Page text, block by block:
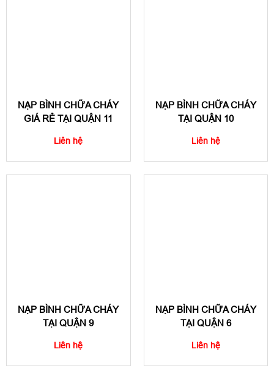
NẠP BÌNH CHỮA CHÁY
GIÁ RẺ TẠI QUẬN 11
Liên hệ
NẠP BÌNH CHỮA CHÁY
TẠI QUẬN 10
Liên hệ
NẠP BÌNH CHỮA CHÁY
TẠI QUẬN 9
Liên hệ
NẠP BÌNH CHỮA CHÁY
TẠI QUẬN 6
Liên hệ